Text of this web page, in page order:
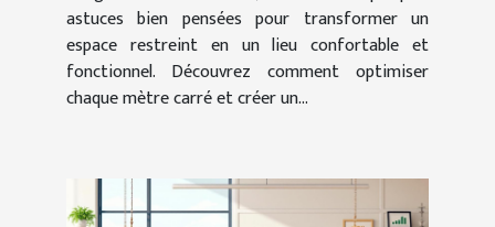
astuces bien pensées pour transformer un
espace restreint en un lieu confortable et
fonctionnel. Découvrez comment optimiser
chaque mètre carré et créer un...